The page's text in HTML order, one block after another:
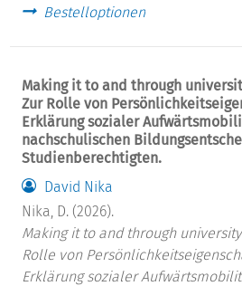
Bestelloptionen
Making it to and through
Zur Rolle von
Erklärung sozialer
nachschulischen
Studienberechtigten.
David Nika
Nika, D. (2026).
Making it to and through
Rolle von
Erklärung sozialer